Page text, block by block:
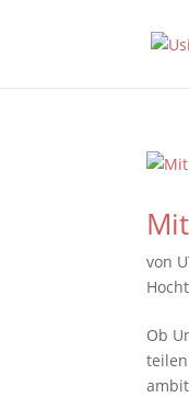
von
Ob